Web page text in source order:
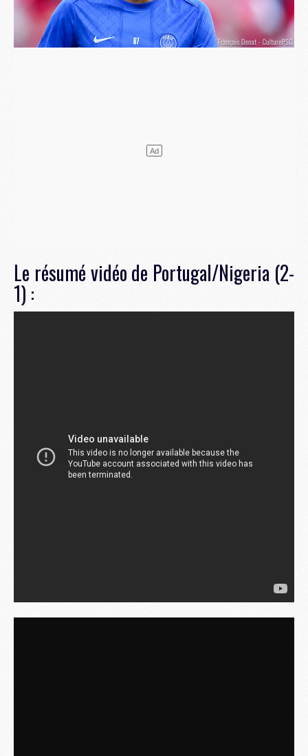
Le résumé vidéo de Portugal/Nigeria (2-
1) :